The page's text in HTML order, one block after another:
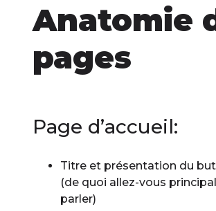
Anatomie
pages
Page d’accueil:
Titre et présentation du
(de quoi allez-vous
parler)